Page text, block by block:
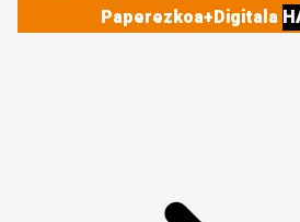
Paperezkoa+Digitala